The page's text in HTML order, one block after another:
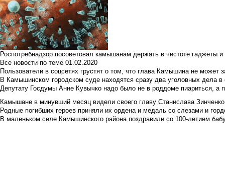
Роспотребнадзор посоветовал камышанам держать в чистоте гаджеты
Все новости по теме 01.02.2020
Пользователи в соцсетях грустят о том, что глава Камышина не может
В Камышинском городском суде находятся сразу два уголовных дела
Депутату Госдумы Анне Кувычко надо было не в роддоме пиариться, а
Камышане в минувший месяц видели своего главу Станислава Зинченко
Родные погибших героев приняли их ордена и медаль со слезами и
В маленьком селе Камышинского района поздравили со 100-летием